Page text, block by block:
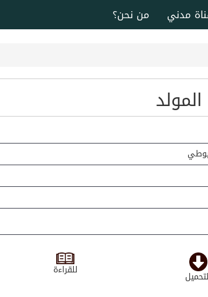
من نحن؟ مدني
للقراءة